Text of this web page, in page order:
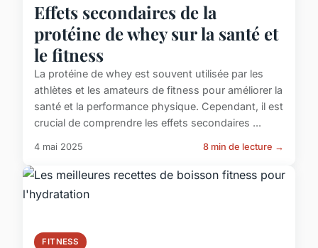
Effets secondaires de la
protéine de whey sur la santé et
le fitness
La protéine de whey est souvent utilisée par les
athlètes et les amateurs de fitness pour améliorer la
santé et la performance physique. Cependant, il est
crucial de comprendre les effets secondaires ...
4 mai 2025 8 min de lecture →
FITNESS